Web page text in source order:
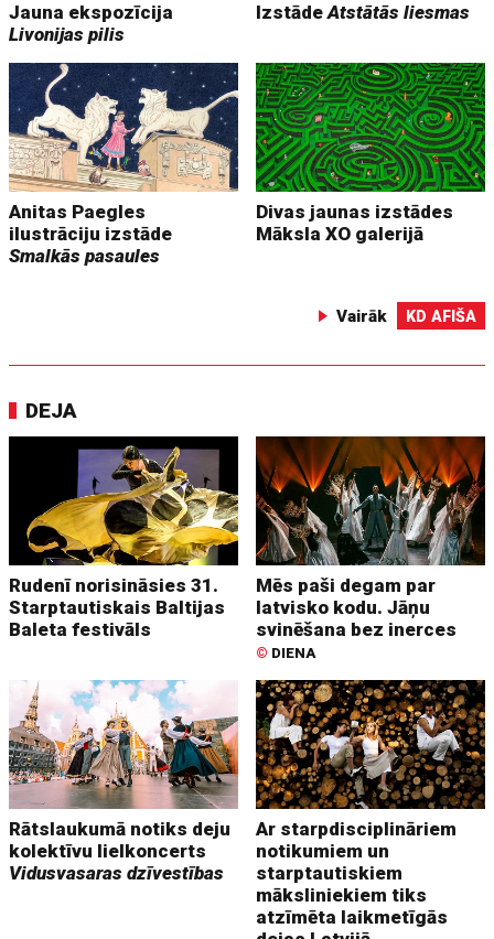
Jauna ekspozīcija
Livonijas pilis
IzstādeAtstātās liesmas
Anitas Paegles
ilustrāciju izstāde
Smalkās pasaules
Divas jaunas izstādes
Māksla XO galerijā
Vairāk KD AFIŠA
DEJA
Rudenī norisināsies 31.
Starptautiskais Baltijas
Baleta festivāls
Mēs paši degam par
latvisko kodu. Jāņu
svinēšana bez inerces
© DIENA
Rātslaukumā notiks deju
kolektīvu lielkoncerts
Vidusvasaras dzīvestības
Ar starpdisciplināriem
notikumiem un
starptautiskiem
māksliniekiem tiks
atzīmēta laikmetīgās